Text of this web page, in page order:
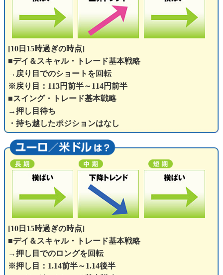
[10日15時過ぎの時点]
■デイ＆スキャル・トレード基本戦略
→戻り目でのショートを回転
※戻り目：113円前半～114円前半
■スイング・トレード基本戦略
→押し目待ち
・持ち越したポジションはなし
[10日15時過ぎの時点]
■デイ＆スキャル・トレード基本戦略
→押し目でのロングを回転
※押し目：1.14前半～1.14後半